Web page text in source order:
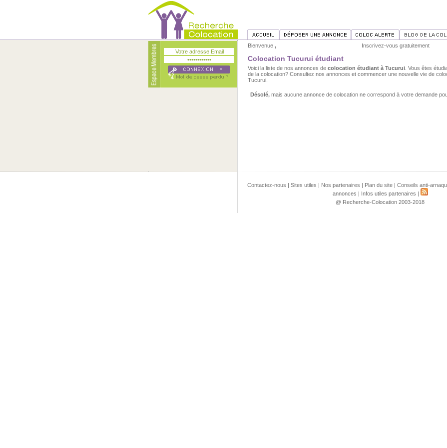
Bienvenue , Inscrivez-vous gratuitement
Colocation Tucurui étudiant
Voici la liste de nos annonces de colocation étudiant à Tucurui . Vous êtes
de la colocation? Consultez nos annonces et commencer une nouvelle vie de
Tucurui.
Désolé, mais aucune annonce de colocation ne correspond à votre demande
Contactez-nous | Sites utiles | Nos partenaires | Plan du site| Conseils anti-
annonces | Infos utiles partenaires |
@ Recherche-Colocation 2003-2018